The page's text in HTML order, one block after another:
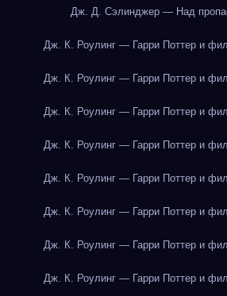
Дж. Д. Сэлинджер — Над
Дж. К. Роулинг — Гарри Поттер и
Дж. К. Роулинг — Гарри Поттер и
Дж. К. Роулинг — Гарри Поттер и
Дж. К. Роулинг — Гарри Поттер и
Дж. К. Роулинг — Гарри Поттер и
Дж. К. Роулинг — Гарри Поттер и
Дж. К. Роулинг — Гарри Поттер и
Дж. К. Роулинг — Гарри Поттер и